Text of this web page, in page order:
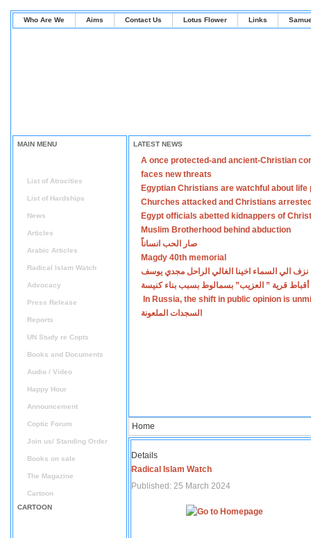
Who Are We Aims Contact Us Lotus Flower Links
MAIN MENU
List of Atrocities
List of Hardships
News
Articles
Arabic Articles
Radical Islam Watch
Advocacy
Press Release
Reports
UN Study re Copts
Books and Documents
Audio / Video
Happy Hour
Announcement
Coptic Forum
Join us/ Standing Order
Books on sale
The Magazine
Cartoon
CARTOON
LATEST NEWS
A once protected-and ancient-Christian
faces new threats
Egyptian Christians are watchful about life
Churches attacked and Christians
Egypt officials abetted kidnappers of
Muslim Brotherhood behind abduction
صار الحب انساناً
Magdy 40th memorial
نزف الي السماء اخينا الغالي الراحل مجدي يوسف
أقباط قرية ” العزيب” بسمالوط بسبب بناء كنيسة
In Russia, the shift in public opinion is
السجدات الملعونة
Home
Details
Radical Islam Watch
Published: 25 March 2024